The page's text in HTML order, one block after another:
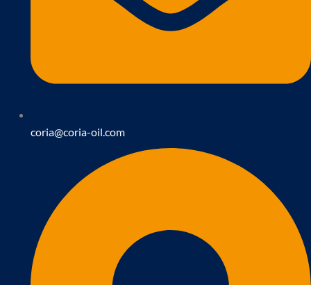
coria@coria-oil.com